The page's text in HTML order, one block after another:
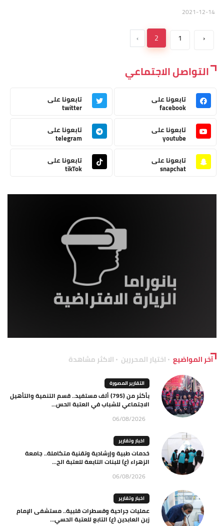
‹
1
2
›
التواصل الاجتماعي
تابعونا على
facebook
تابعونا على
twitter
تابعونا على
youtube
تابعونا على
telegram
تابعونا على
snapchat
تابعونا على
tikTok
آخر المواضيع اختيار المحررين الاكثر مشاهدة
التقارير المصورة
بأكثر من (795) ألف مستفيد.. قسم التنمية والتأهيل
الاجتماعي للشباب في العتبة الحس...
06/08/2026
اخبار وتقارير
خدمات طبية وإرشادية وتقنية متكاملة.. جامعة
الزهراء (ع) للبنات التابعة للعتبة الح...
06/08/2026
اخبار وتقارير
عمليات جراحية وقسطرات قلبية.. مستشفى الإمام
زين العابدين (ع) التابع للعتبة الحسي...